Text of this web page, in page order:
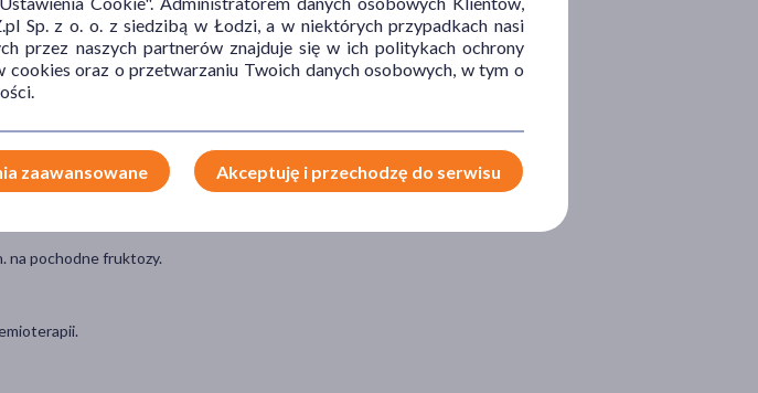
są to m.in.: osteoporoza,
ból w górnej części ramienia.
neutrofili i innych
na lateks.
na pochodne fruktozy.
Sp. z o. o. z siedzibą w Łodzi, a w niektórych przypadkach nasi
przez naszych partnerów znajduje się w ich politykach ochrony
oraz o przetwarzaniu Twoich danych osobowych, w tym o
zaawansowane Akceptuję i przechodzę do serwisu